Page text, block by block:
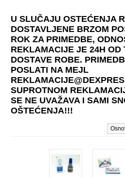
U SLUČAJU OSTEĆENJA
DOSTAVLJENE BRZOM
ROK ZA PRIMEDBE,
REKLAMACIJE JE 24H OD
DOSTAVE ROBE.
POSLATI NA MEJL
SUPROTNOM
SE NE UVAŽAVA I SAMI
OŠTEĆENJA!!!